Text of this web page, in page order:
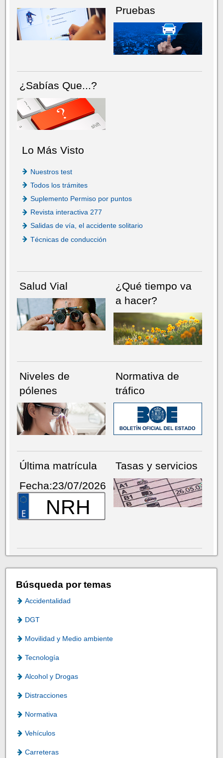
Pruebas
¿Sabías Que...?
Lo Más Visto
Nuestros test
Todos los trámites
Suplemento Permiso por puntos
Revista interactiva 277
Salidas de vía, el accidente solitario
Técnicas de conducción
Salud Vial
¿Qué tiempo va
a hacer?
Niveles de
pólenes
Normativa de
tráfico
Última matrícula
Fecha:23/07/2026
NRH
Tasas y servicios
Búsqueda por temas
Accidentalidad
DGT
Movilidad y Medio ambiente
Tecnología
Alcohol y Drogas
Distracciones
Normativa
Vehículos
Carreteras